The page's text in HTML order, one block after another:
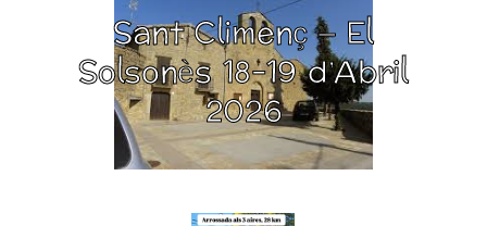
Sant Climenç – El
Solsonès 18-19 d’Abril
2026